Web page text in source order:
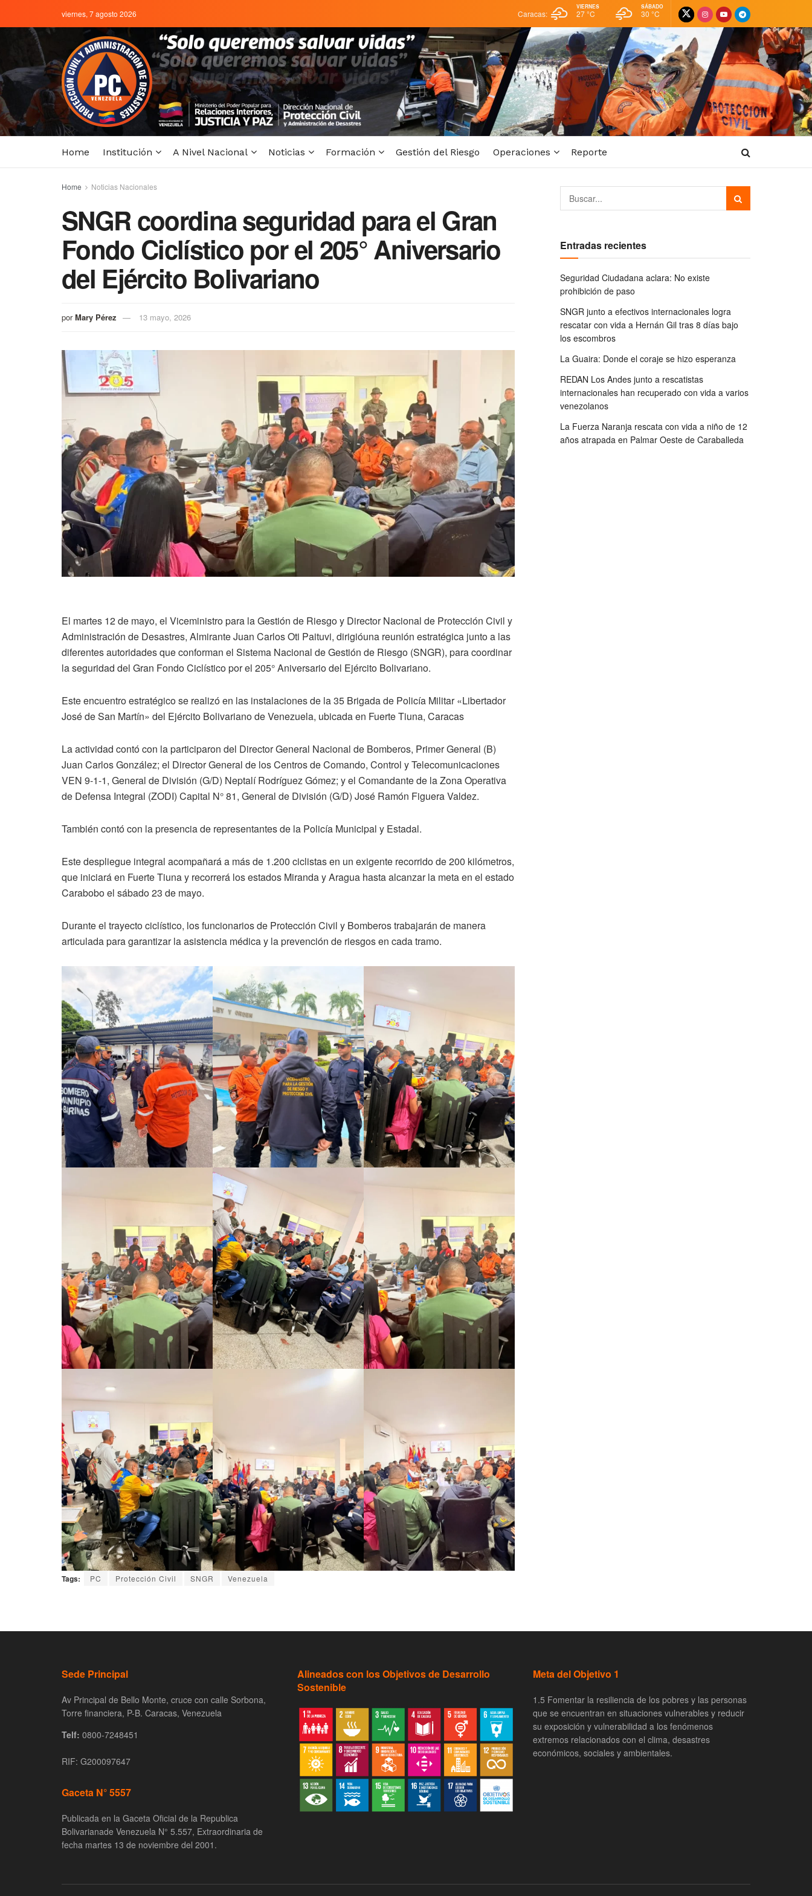
viernes, 7 agosto 2026 Caracas:
VIERNES
27 °C
SÁBADO
30 °C
Home Institución A Nivel Nacional Noticias Formación Gestión del Riesgo Operaciones Reporte
Home Noticias Nacionales
SNGR coordina seguridad para el Gran
Fondo Ciclístico por el 205° Aniversario
del Ejército Bolivariano
por Mary Pérez 13 mayo, 2026
El martes 12 de mayo, el Viceministro para la Gestión de Riesgo y Director Nacional de Protección Civil y
Administración de Desastres, Almirante Juan Carlos Oti Paituvi, dirigióuna reunión estratégica junto a las
diferentes autoridades que conforman el Sistema Nacional de Gestión de Riesgo (SNGR), para coordinar
la seguridad del Gran Fondo Ciclístico por el 205° Aniversario del Ejército Bolivariano.
Este encuentro estratégico se realizó en las instalaciones de la 35 Brigada de Policía Militar «Libertador
José de San Martín» del Ejército Bolivariano de Venezuela, ubicada en Fuerte Tiuna, Caracas
La actividad contó con la participaron del Director General Nacional de Bomberos, Primer General (B)
Juan Carlos González; el Director General de los Centros de Comando, Control y Telecomunicaciones
VEN 9-1-1, General de División (G/D) Neptalí Rodríguez Gómez; y el Comandante de la Zona Operativa
de Defensa Integral (ZODI) Capital N° 81, General de División (G/D) José Ramón Figuera Valdez.
También contó con la presencia de representantes de la Policía Municipal y Estadal.
Este despliegue integral acompañará a más de 1.200 ciclistas en un exigente recorrido de 200 kilómetros,
que iniciará en Fuerte Tiuna y recorrerá los estados Miranda y Aragua hasta alcanzar la meta en el estado
Carabobo el sábado 23 de mayo.
Durante el trayecto ciclístico, los funcionarios de Protección Civil y Bomberos trabajarán de manera
articulada para garantizar la asistencia médica y la prevención de riesgos en cada tramo.
Tags: PC Protección Civil SNGR Venezuela
Entradas recientes
Seguridad Ciudadana aclara: No existe
prohibición de paso
SNGR junto a efectivos internacionales logra
rescatar con vida a Hernán Gil tras 8 días bajo
los escombros
La Guaira: Donde el coraje se hizo esperanza
REDAN Los Andes junto a rescatistas
internacionales han recuperado con vida a varios
venezolanos
La Fuerza Naranja rescata con vida a niño de 12
años atrapada en Palmar Oeste de Caraballeda
Sede Principal
Av Principal de Bello Monte, cruce con calle Sorbona,
Torre financiera, P-B. Caracas, Venezuela
Telf: 0800-7248451
RIF: G200097647
Gaceta N° 5557
Publicada en la Gaceta Oficial de la Republica
Bolivarianade Venezuela N° 5.557, Extraordinaria de
fecha martes 13 de noviembre del 2001.
Alineados con los Objetivos de Desarrollo
Sostenible
Meta del Objetivo 1
1.5 Fomentar la resiliencia de los pobres y las personas
que se encuentran en situaciones vulnerables y reducir
su exposición y vulnerabilidad a los fenómenos
extremos relacionados con el clima, desastres
económicos, sociales y ambientales.